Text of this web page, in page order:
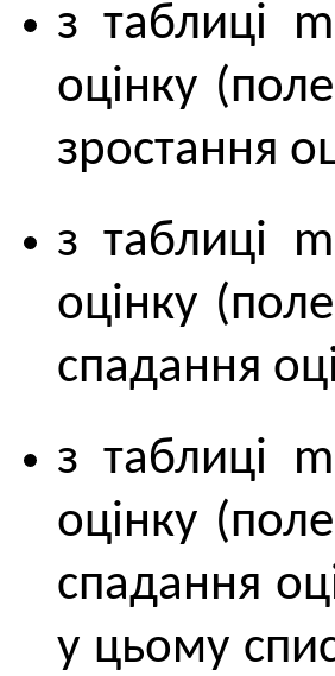
з таблиці
оцінку
зростання
з таблиці
оцінку
спадання
з таблиці
оцінку
спадання
у цьому